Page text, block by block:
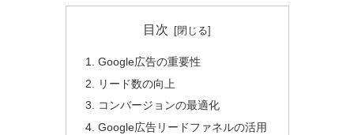
目次
Google広告の重要性
リード数の向上
コンバージョンの最適化
Google広告リードファネルの活用